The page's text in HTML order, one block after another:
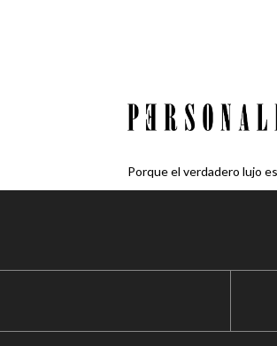
Porque el verdadero lujo